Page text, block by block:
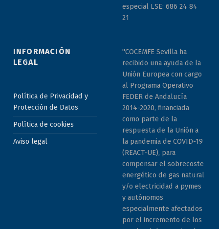
especial LSE: 686 24 84
21
INFORMACIÓN
LEGAL
Política de Privacidad y
Protección de Datos
Política de cookies
Aviso legal
"COCEMFE Sevilla ha
recibido una ayuda de la
Unión Europea con cargo
al Programa Operativo
FEDER de Andalucía
2014-2020, financiada
como parte de la
respuesta de la Unión a
la pandemia de COVID-19
(REACT-UE), para
compensar el sobrecoste
energético de gas natural
y/o electricidad a pymes
y autónomos
especialmente afectados
por el incremento de los